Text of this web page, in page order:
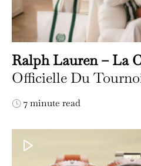
Ralph Lauren – La
Officielle Du
7 minute read